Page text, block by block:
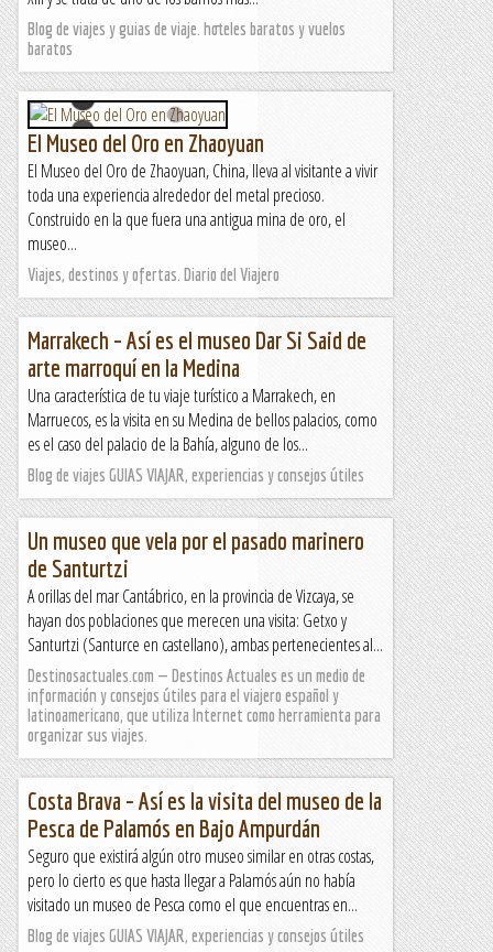
Blog de viajes y guias de viaje. hoteles baratos y vuelos
baratos
El Museo del Oro en Zhaoyuan
El Museo del Oro de Zhaoyuan, China, lleva al visitante a vivir
toda una experiencia alrededor del metal precioso.
Construido en la que fuera una antigua mina de oro, el
museo...
Viajes, destinos y ofertas. Diario del Viajero
Marrakech – Así es el museo Dar Si Said de
arte marroquí en la Medina
Una característica de tu viaje turístico a Marrakech, en
Marruecos, es la visita en su Medina de bellos palacios, como
es el caso del palacio de la Bahía, alguno de los...
Blog de viajes GUIAS VIAJAR, experiencias y consejos útiles
Un museo que vela por el pasado marinero
de Santurtzi
A orillas del mar Cantábrico, en la provincia de Vizcaya, se
hayan dos poblaciones que merecen una visita: Getxo y
Santurtzi (Santurce en castellano), ambas pertenecientes al...
Destinosactuales.com — Destinos Actuales es un medio de
información y consejos útiles para el viajero español y
latinoamericano, que utiliza Internet como herramienta para
organizar sus viajes.
Costa Brava – Así es la visita del museo de la
Pesca de Palamós en Bajo Ampurdán
Seguro que existirá algún otro museo similar en otras costas,
pero lo cierto es que hasta llegar a Palamós aún no había
visitado un museo de Pesca como el que encuentras en...
Blog de viajes GUIAS VIAJAR, experiencias y consejos útiles